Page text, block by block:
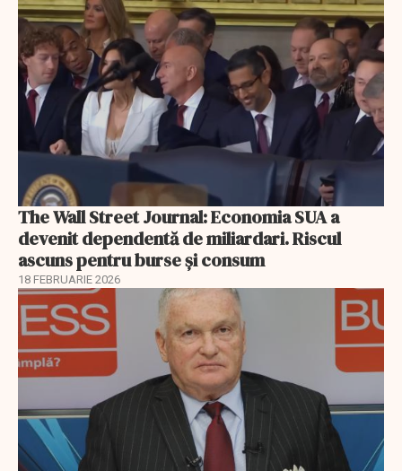
The Wall Street Journal: Economia SUA a
devenit dependentă de miliardari. Riscul
ascuns pentru burse și consum
18 FEBRUARIE 2026
EXCLUSIV